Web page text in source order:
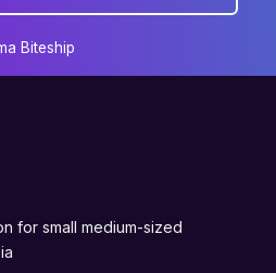
Biteship
for small medium-sized